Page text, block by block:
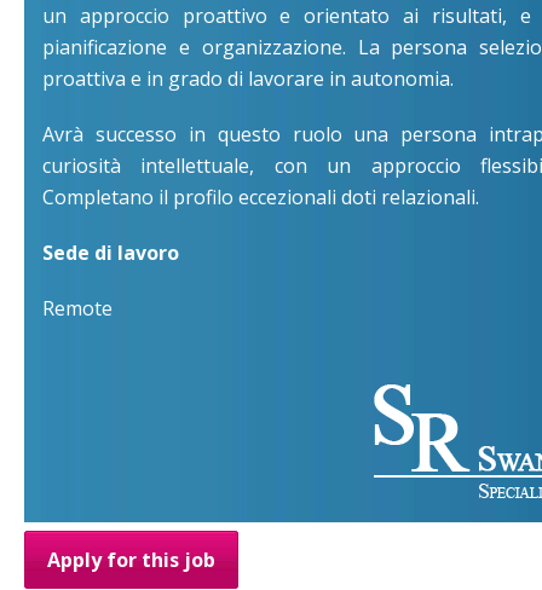
un approccio proattivo e orientato ai risultati, e
pianificazione e organizzazione. La persona
proattiva e in grado di lavorare in autonomia.
Avrà successo in questo ruolo una persona
curiosità intellettuale, con un approccio
Completano il profilo eccezionali doti relazionali.
Sede di lavoro
Remote
Apply for this job